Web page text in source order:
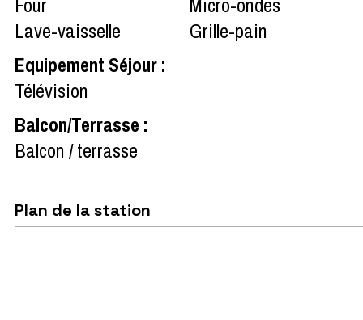
Lave-vaisselle
Grille-pain
Equipement Séjour:
Télévision
Balcon/Terrasse :
Balcon / terrasse
Plan de la station